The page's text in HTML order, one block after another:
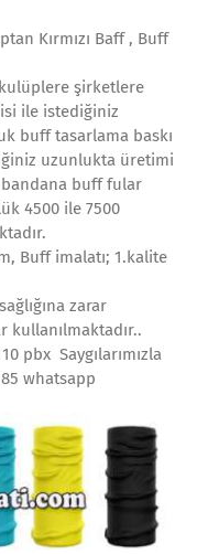
Kırmızı Baff , Buff
şirketlere
ile istediğiniz
buff tasarlama baskı
uzunlukta üretimi
bandana buff fular
4500 ile 7500
Buff imalatı; 1.kalite
zarar
kullanılmaktadır..
pbx Saygılarımızla
whatsapp